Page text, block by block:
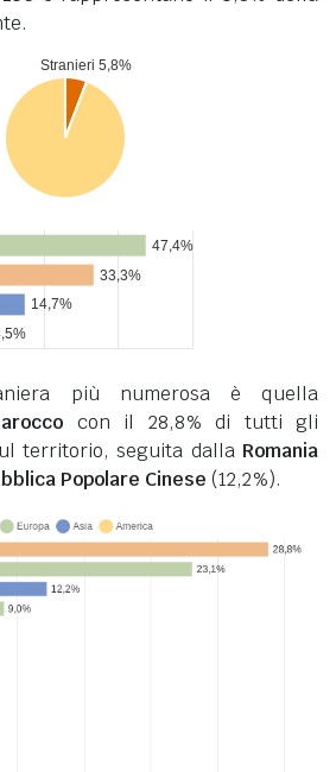
più numerosa è quella
con il 28,8% di tutti gli
territorio, seguita dalla Romania
Popolare Cinese (12,2%).